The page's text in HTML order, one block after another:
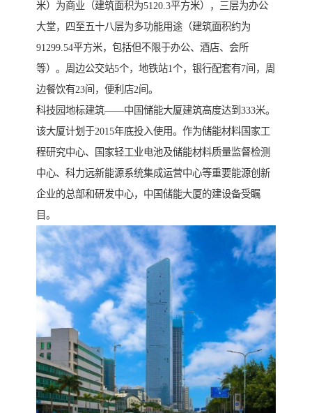
米）为商业（建筑面积为5120.3平方米），三层为办公
大堂，四至五十八层为多功能用途（建筑面积约为
91299.54平方米，包括但不限于办公、酒店、会所
等）。周边公交站5个，地铁站1个，银行配套有7间，周
边餐饮有23间，便利店2间。
科技园地标建筑——中国储能大厦建筑高度达到333米。
该大厦计划于2015年底投入使用。作为储能材料国家工
程研究中心、国家轻工业电池及储能材料质量监督检测
中心、科力远新能源系统集成运营中心等重要能源创新
企业的总部和研发中心，中国储能大厦的建设备受瞩
目。